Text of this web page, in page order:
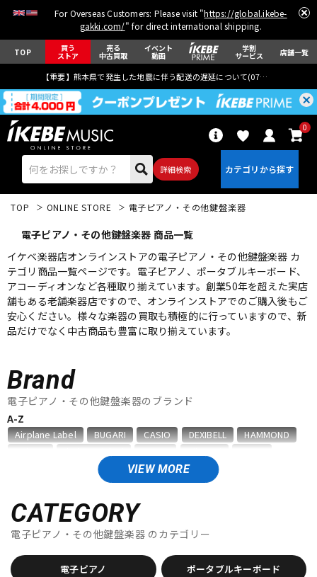
For Overseas Customers: Please visit "https://global.ikebe-
gakki.com/" for direct international shipping.
TOP 買う
ストア
売る
中古買取
イベント
動画
学割
サービス 店舗一覧
【重要】熊本県で発生した地震に伴う配送の遅延について(07月29日
詳細検索
0
エレキギター アコギ/エレアコ
ベース ウクレレ
ドラム
キーボード 電子ピアノ
アンプ
TOP ONLINE STORE 電子ピアノ・その他鍵盤楽器
電子ピアノ・その他鍵盤楽器 商品一覧
イケベ楽器店オンラインストアの電子ピアノ・その他鍵盤楽器 カ
テゴリ商品一覧ページです。電子ピアノ、ポータブルキーボード、
アコーディオンなど各種取り揃えています。創業50年を超えた実店
舗もある老舗楽器店ですので、オンラインストアでのご購入後もご
安心ください。様々な楽器の買取も積極的に行っていますので、新
品だけでなく中古商品も豊富に取り揃えています。
Brand
電子ピアノ・その他鍵盤楽器のブランド
VIEW MORE
A-Z
Airplane Label BUGARI CASIO DEXIBELL
HAMMOND
No Brand Nord（CLAVIA）
TAHORNG TOMBO
Victoria
YAMAHA ZEN-ON
他
キョーリツ 甲南
CATEGORY
電子ピアノ・その他鍵盤楽器 のカテゴリー
電子ピアノ ポータブルキーボード